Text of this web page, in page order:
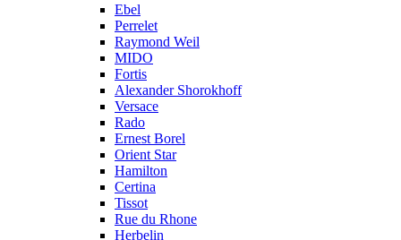
Ebel
Perrelet
Raymond Weil
MIDO
Fortis
Alexander Shorokhoff
Versace
Rado
Ernest Borel
Orient Star
Hamilton
Certina
Tissot
Rue du Rhone
Herbelin